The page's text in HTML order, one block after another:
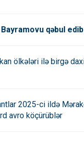
qəbul edib
ölkələri ilə birgə
2025-ci ildə
avro köçürüblər